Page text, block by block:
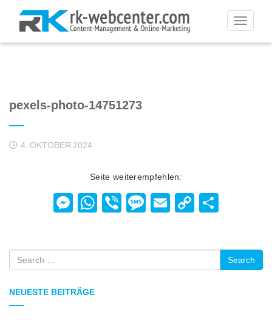
Toggle
pexels-photo-14751273
4. OKTOBER 2024
Seite weiterempfehlen:
Messenger
WhatsApp
ViberMessage
EmailCopy
Search
NEUESTE BEITRÄGE